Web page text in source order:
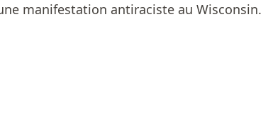
manifestation antiraciste au Wisconsin.